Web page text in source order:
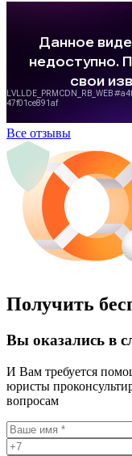
Все отзывы
Получить
Вы оказались в
И Вам требуется
юристы
вопросам